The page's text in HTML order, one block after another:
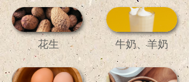
花生 牛奶、羊奶